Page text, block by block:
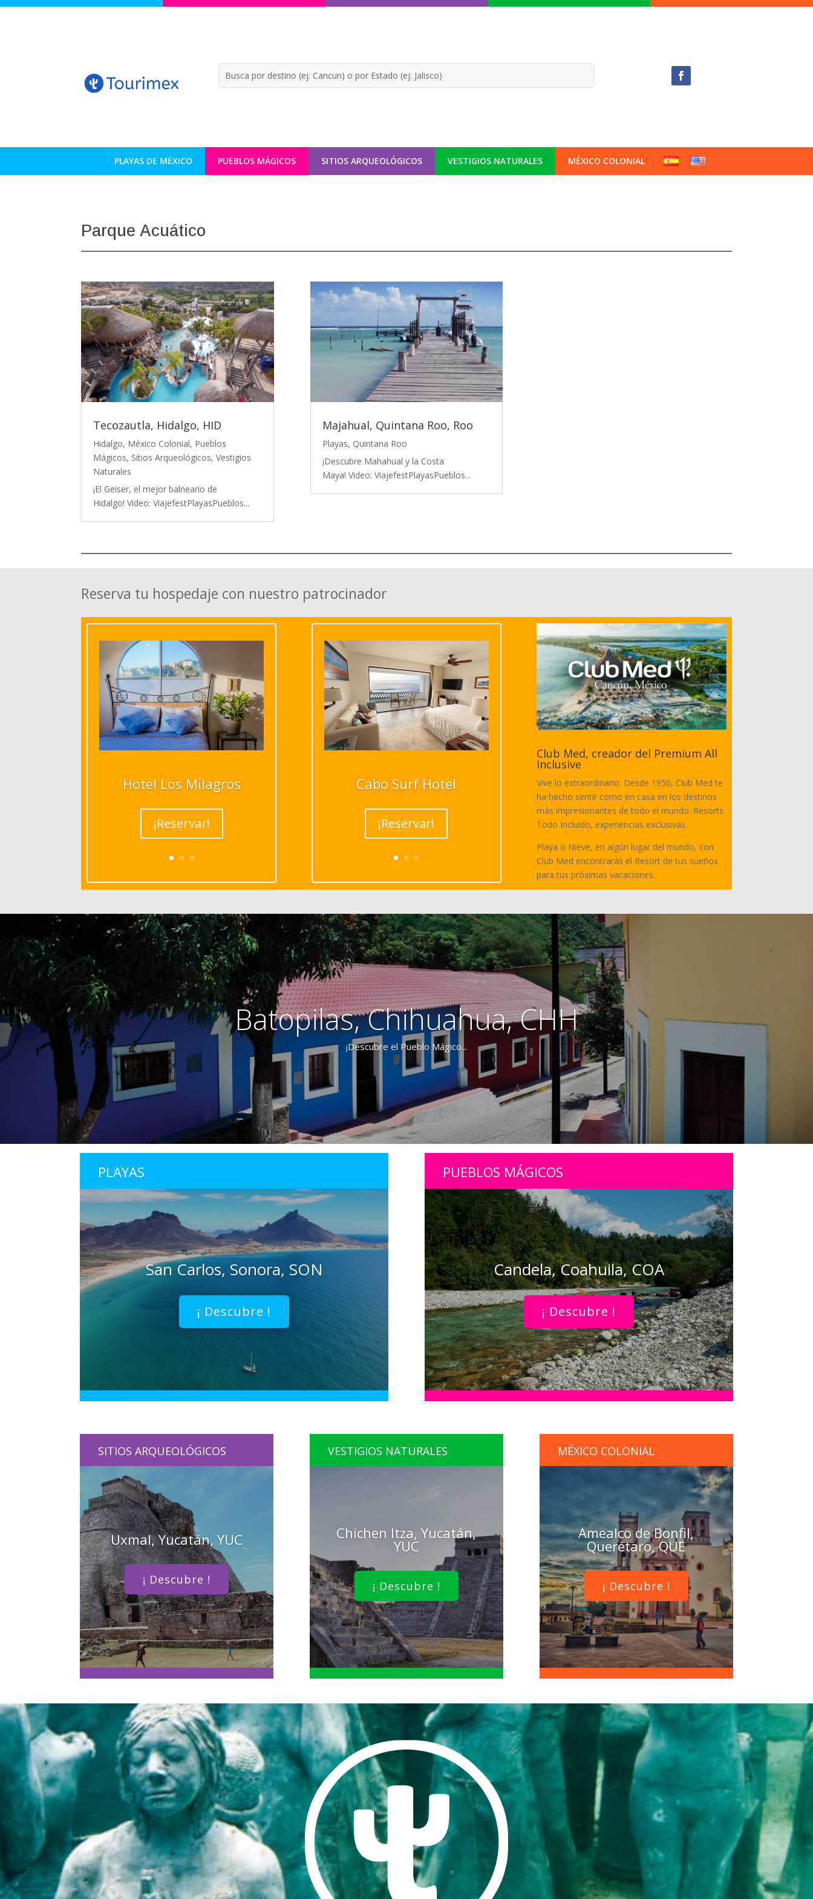
PLAYAS DE MÉXICO PUEBLOS MÁGICOS SITIOS ARQUEOLÓGICOS VESTIGIOS NATURALES MÉXICO COLONIAL
Parque Acuático
Tecozautla, Hidalgo, HID
Hidalgo, México Colonial, Pueblos
Mágicos, Sitios Arqueológicos,Vestigios
Naturales
¡El Geiser, el mejor balneario de
Hidalgo! Video: ViajefestPlayasPueblos...
Majahual, Quintana Roo, Roo
Playas, Quintana Roo
¡Descubre Mahahual y la Costa
Maya! Video: ViajefestPlayasPueblos...
Reserva tu hospedaje con nuestro patrocinador
Hotel Los Milagros
¡Reservar!
Cabo Surf Hotel
¡Reservar!
Club Med, creador del Premium All
Inclusive
Vive lo extraordinario. Desde 1950, Club Med te
ha hecho sentir como en casa en los destinos
más impresionantes de todo el mundo. Resorts
Todo Incluido, experiencias exclusivas.
Playa o Nieve, en algún lugar del mundo, con
Club Med encontrarás el Resort de tus sueños
para tus próximas vacaciones.
Batopilas, Chihuahua, CHH
¡Descubre el Pueblo Mágico...
PLAYAS
San Carlos, Sonora, SON
¡ Descubre !
PUEBLOS MÁGICOS
Candela, Coahuila, COA
¡ Descubre !
SITIOS ARQUEOLÓGICOS
Uxmal, Yucatán, YUC
¡ Descubre !
VESTIGIOS NATURALES
Chichen Itza, Yucatán,
YUC
¡ Descubre !
MÉXICO COLONIAL
Amealco de Bonfil,
Querétaro, QUE
¡ Descubre !